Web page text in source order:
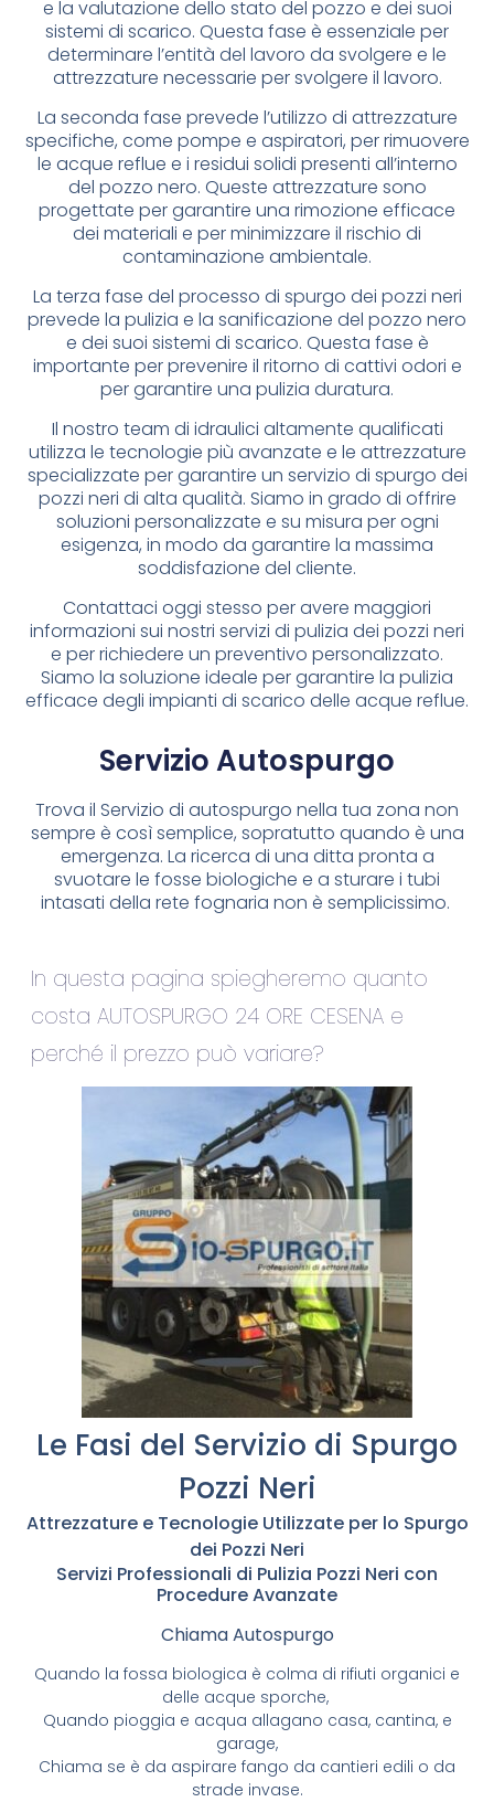
e la valutazione dello stato del pozzo e dei suoi
sistemi di scarico. Questa fase è essenziale per
determinare l’entità del lavoro da svolgere e le
attrezzature necessarie per svolgere il lavoro.
La seconda fase prevede l’utilizzo di attrezzature
specifiche, come pompe e aspiratori, per rimuovere
le acque reflue e i residui solidi presenti all’interno
del pozzo nero. Queste attrezzature sono
progettate per garantire una rimozione efficace
dei materiali e per minimizzare il rischio di
contaminazione ambientale.
La terza fase del processo di spurgo dei pozzi neri
prevede la pulizia e la sanificazione del pozzo nero
e dei suoi sistemi di scarico. Questa fase è
importante per prevenire il ritorno di cattivi odori e
per garantire una pulizia duratura.
Il nostro team di idraulici altamente qualificati
utilizza le tecnologie più avanzate e le attrezzature
specializzate per garantire un servizio di spurgo dei
pozzi neri di alta qualità. Siamo in grado di offrire
soluzioni personalizzate e su misura per ogni
esigenza, in modo da garantire la massima
soddisfazione del cliente.
Contattaci oggi stesso per avere maggiori
informazioni sui nostri servizi di pulizia dei pozzi neri
e per richiedere un preventivo personalizzato.
Siamo la soluzione ideale per garantire la pulizia
efficace degli impianti di scarico delle acque reflue.
Servizio Autospurgo
Trova il Servizio di autospurgo nella tua zona non
sempre è così semplice, sopratutto quando è una
emergenza. La ricerca di una ditta pronta a
svuotare le fosse biologiche e a sturare i tubi
intasati della rete fognaria non è semplicissimo.
In questa pagina spiegheremo quanto
costa AUTOSPURGO 24 ORE CESENA e
perché il prezzo può variare?
Le Fasi del Servizio di Spurgo
Pozzi Neri
Attrezzature e Tecnologie Utilizzate per lo Spurgo
dei Pozzi Neri
Servizi Professionali di Pulizia Pozzi Neri con
Procedure Avanzate
Chiama Autospurgo
Quando la fossa biologica è colma di rifiuti organici e
delle acque sporche,
Quando pioggia e acqua allagano casa, cantina, e
garage,
Chiama se è da aspirare fango da cantieri edili o da
strade invase.